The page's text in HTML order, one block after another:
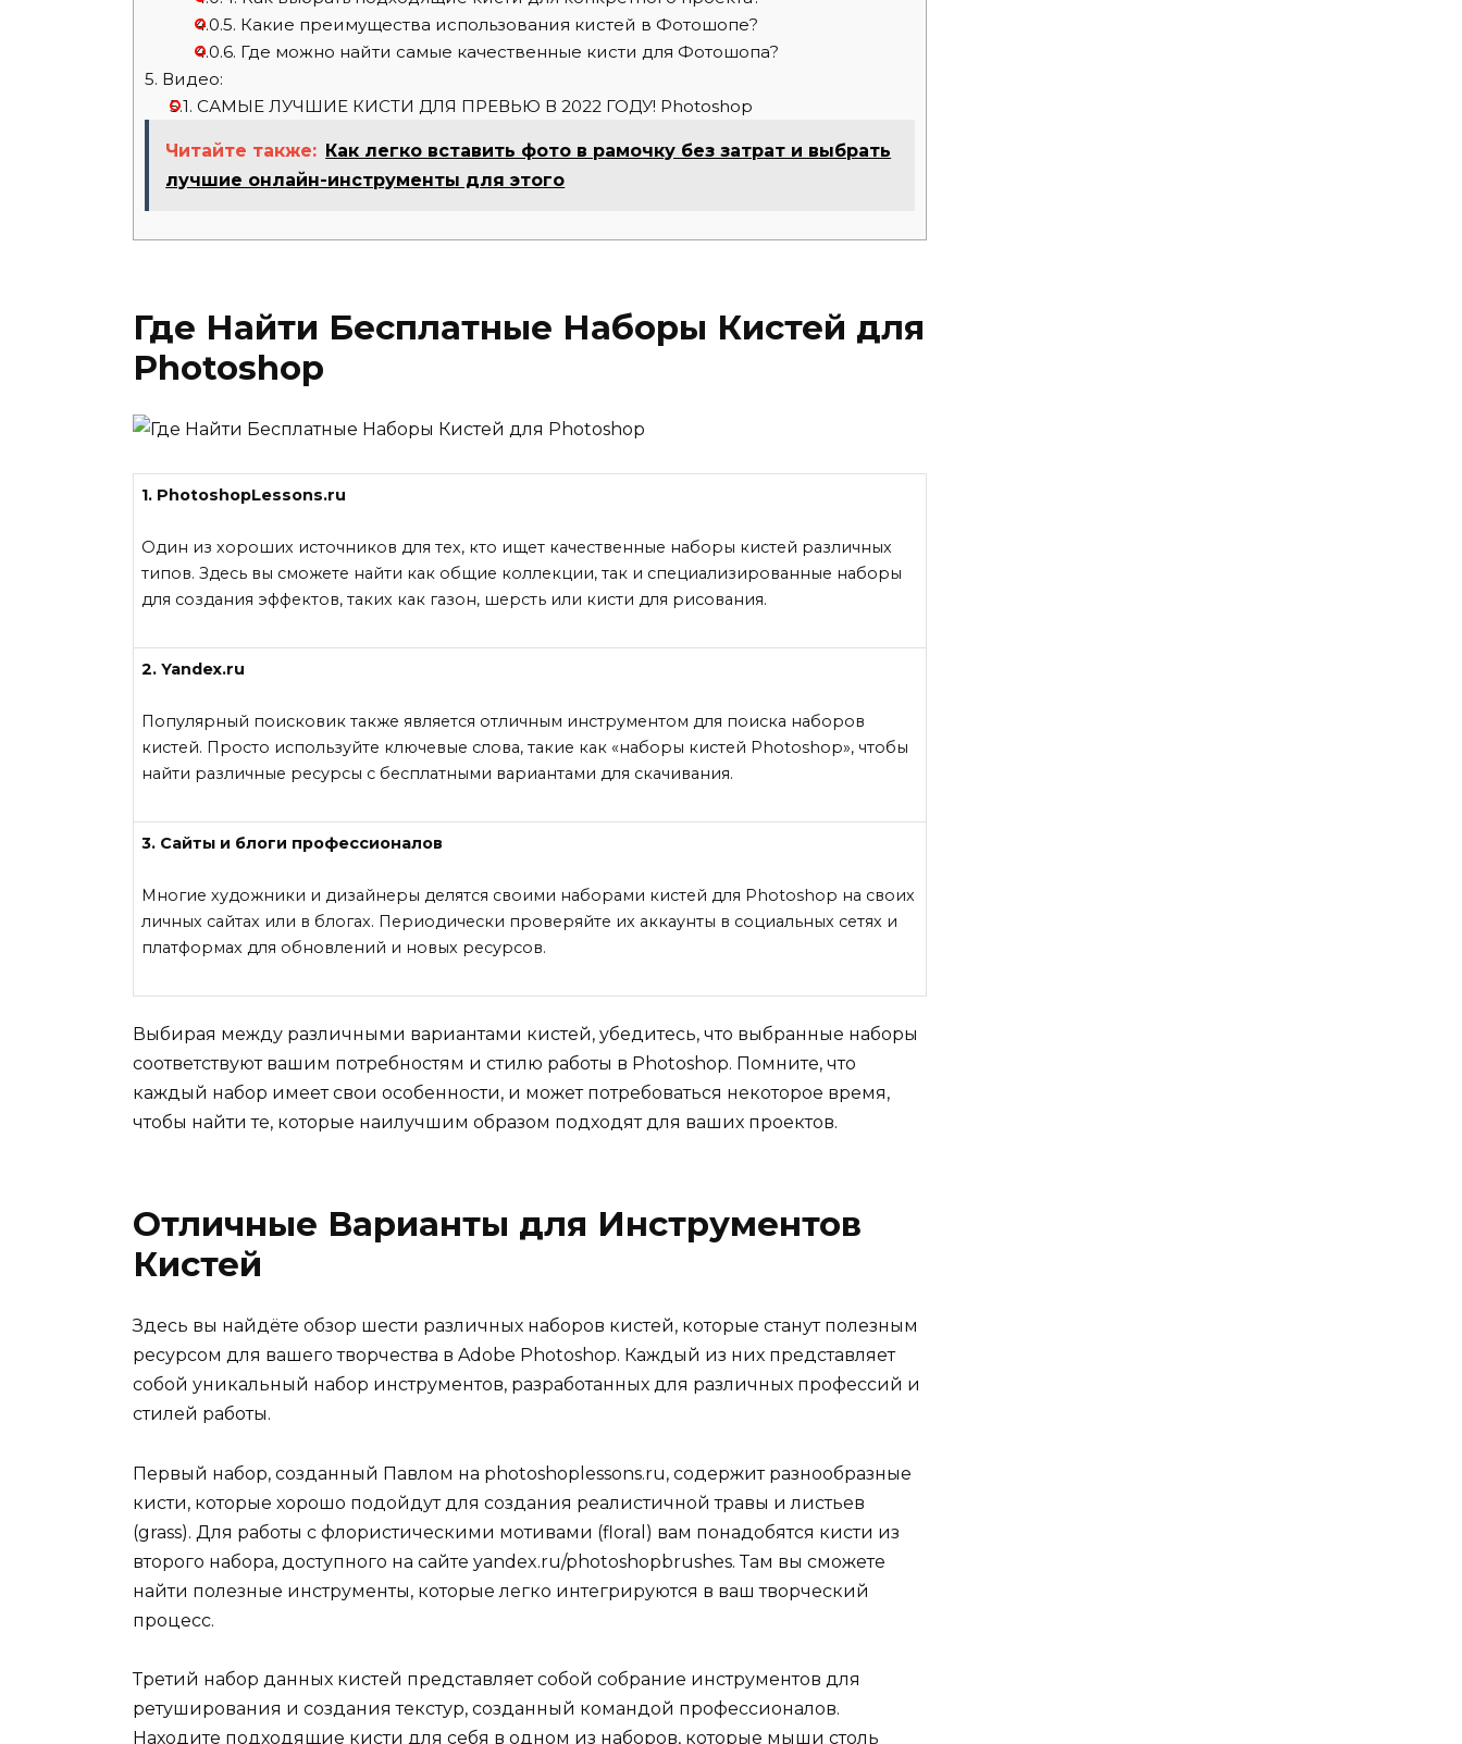
4.0.5. Какие преимущества использования кистей в Фотошопе?
4.0.6. Где можно найти самые качественные кисти для Фотошопа?
5. Видео:
5.1. САМЫЕ ЛУЧШИЕ КИСТИ ДЛЯ ПРЕВЬЮ В 2022 ГОДУ! Photoshop
Читайте также: Как легко вставить фото в рамочку без затрат и выбрать
лучшие онлайн-инструменты для этого
Где Найти Бесплатные Наборы Кистей для
Photoshop
1. PhotoshopLessons.ru
Один из хороших источников для тех, кто ищет качественные наборы кистей различных
типов. Здесь вы сможете найти как общие коллекции, так и специализированные наборы
для создания эффектов, таких как газон, шерсть или кисти для рисования.
2. Yandex.ru
Популярный поисковик также является отличным инструментом для поиска наборов
кистей. Просто используйте ключевые слова, такие как «наборы кистей Photoshop», чтобы
найти различные ресурсы с бесплатными вариантами для скачивания.
3. Сайты и блоги профессионалов
Многие художники и дизайнеры делятся своими наборами кистей для Photoshop на своих
личных сайтах или в блогах. Периодически проверяйте их аккаунты в социальных сетях и
платформах для обновлений и новых ресурсов.
Выбирая между различными вариантами кистей, убедитесь, что выбранные наборы
соответствуют вашим потребностям и стилю работы в Photoshop. Помните, что
каждый набор имеет свои особенности, и может потребоваться некоторое время,
чтобы найти те, которые наилучшим образом подходят для ваших проектов.
Отличные Варианты для Инструментов
Кистей
Здесь вы найдёте обзор шести различных наборов кистей, которые станут полезным
ресурсом для вашего творчества в Adobe Photoshop. Каждый из них представляет
собой уникальный набор инструментов, разработанных для различных профессий и
стилей работы.
Первый набор, созданный Павлом на photoshoplessons.ru, содержит разнообразные
кисти, которые хорошо подойдут для создания реалистичной травы и листьев
(grass). Для работы с флористическими мотивами (floral) вам понадобятся кисти из
второго набора, доступного на сайте yandex.ru/photoshopbrushes. Там вы сможете
найти полезные инструменты, которые легко интегрируются в ваш творческий
процесс.
Третий набор данных кистей представляет собой собрание инструментов для
ретуширования и создания текстур, созданный командой профессионалов.
Находите подходящие кисти для себя в одном из наборов, которые мыши столь